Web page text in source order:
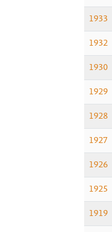
1933
1932
1930
1929
1928
1927
1926
1925
1919